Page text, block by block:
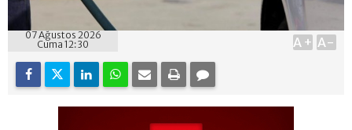
07 Ağustos 2026
Cuma 12:30
A+ A-